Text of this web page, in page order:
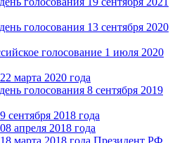
голосования 13 сентября 2020
голосование 1 июля 2020
марта 2020 года
голосования 8 сентября 2019
2018 года
апреля 2018 года
марта 2018 года Президент РФ